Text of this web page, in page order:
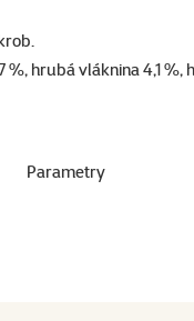
hrubá vláknina 4,1 %,
Parametry